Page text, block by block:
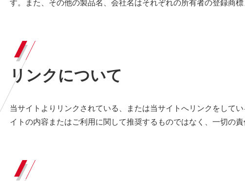
す。また、その他の製品名、会社名はそれぞれの所有者の登録商標
リンクについて
当サイトよりリンクされている、または当サイトへリンクをして
イトの内容またはご利用に関して推奨するものではなく、一切の